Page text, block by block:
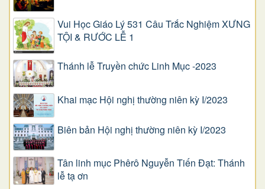
Vui Học Giáo Lý 531 Câu Trắc Nghiệm XƯNG
TỘI & RƯỚC LỄ 1
Thánh lễ Truyền chức Linh Mục -2023
Khai mạc Hội nghị thường niên kỳ I/2023
Biên bản Hội nghị thường niên kỳ I/2023
Tân linh mục Phêrô Nguyễn Tiến Đạt: Thánh
lễ tạ ơn